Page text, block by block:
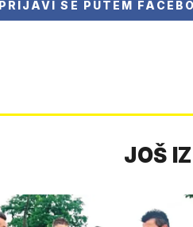
PRIJAVI SE PUTEM
JOŠ